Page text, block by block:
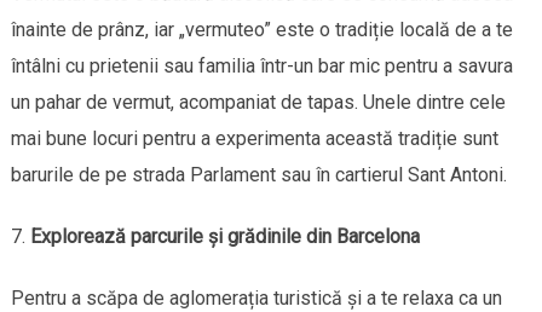
înainte de prânz, iar „vermuteo” este o tradiție locală de a te
întâlni cu prietenii sau familia într-un bar mic pentru a savura
un pahar de vermut, acompaniat de tapas. Unele dintre cele
mai bune locuri pentru a experimenta această tradiție sunt
barurile de pe strada Parlament sau în cartierul Sant Antoni.
Explorează parcurile și grădinile din Barcelona
Pentru a scăpa de aglomerația turistică și a te relaxa ca un